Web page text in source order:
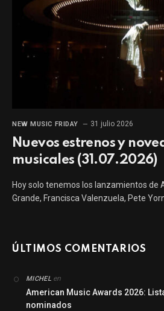
NEW MUSIC FRIDAY 31 julio 2026
Nuevos estrenos y
musicales (31.07.2026)
Hoy solo tenemos los lanzamientos de
Grande, Francisca Valenzuela, Pete
ÚLTIMOS COMENTARIOS
MICHELen
American Music Awards 2026:
nominados